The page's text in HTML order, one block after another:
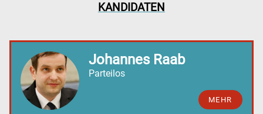
KANDIDATEN
Johannes Raab
Parteilos
MEHR